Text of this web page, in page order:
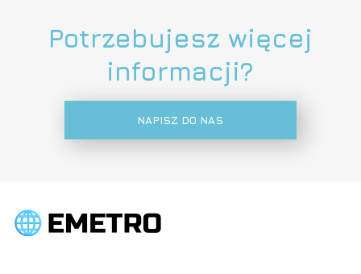
Potrzebujesz więcej
informacji?
NAPISZ DO NAS